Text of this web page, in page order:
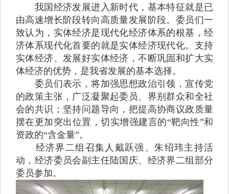
我国经济发展进入新时代，基本特征就是已
由高速增长阶段转向高质量发展阶段。委员们一
致认为，实体经济是现代化经济体系的根基，经
济体系现代化首要的就是实体经济现代化。支持
实体经济、发展好实体经济，不断巩固和扩大实
体经济的优势，是我省发展的基本选择。
委员们表示，将加强思想政治引领，宣传党
的政策主张，广泛凝聚起委员、界别群众和全社
会的共识；坚持问题导向，把提高协商议政质量
摆在更加突出位置，切实增强建言的“靶向性”和
资政的“含金量”。
经济界二组召集人戴跃强、朱绍玮主持活
动，经济委员会副主任陆国庆、经济界二组部分
委员参加。